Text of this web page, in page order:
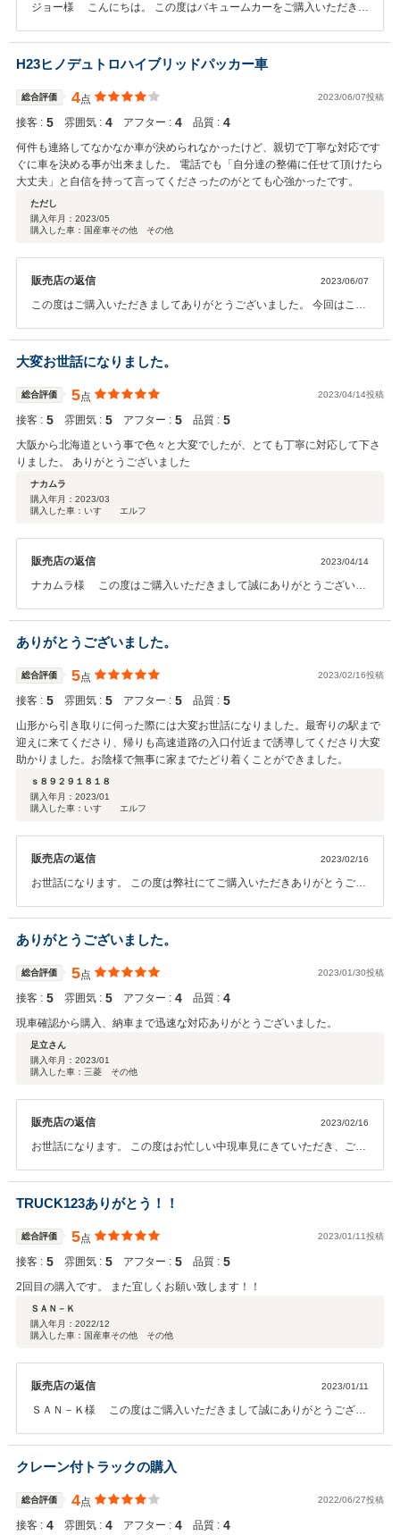
ジョー様 こんにちは。 この度はバキュームカーをご購入いただきま
ただきまして、社員一同心から感謝しております。 黒に全塗装をさせ
ていただき、とてもカッコよく仕上がりました。 またお探しの車など
H23ヒノデュトロハイブリッドパッカー車
総合評価 4点 2023/06/07投稿
接客 : 5 雰囲気 : 4 アフター : 4 品質 : 4
何件も連絡してなかなか車が決められなかったけど、親切で丁寧な対応です
ぐに車を決める事が出来ました。 電話でも「自分達の整備に任せて頂けたら
大丈夫」と自信を持って言ってくださったのがとても心強かったです。
ただし
購入年月： 2023/05
購入した車：国産車その他 その他
販売店の返信 2023/06/07
この度はご購入いただきましてありがとうございました。 今回はこの
ー部もご希望に合うものが見つかって良かったです。 大切に長くお使
いいただければと思います。 また何かあれば、今後ともどうぞ宜しく
お願い致します。
大変お世話になりました。
総合評価 5点 2023/04/14投稿
接客 : 5 雰囲気 : 5 アフター : 5 品質 : 5
大阪から北海道という事で色々と大変でしたが、とても丁寧に対応して下さ
りました。 ありがとうございました
ナカムラ
購入年月： 2023/03
購入した車：いすゞ エルフ
販売店の返信 2023/04/14
ナカムラ様 この度はご購入いただきまして誠にありがとうございま
評価をいただきまして、社員一同心から感謝しております。 大阪～北
海道と遠方で色々と心配や不安な事があったと思います。 無事に車両
引取、名義変更完了できて良かったです。 今後とも、どうぞ宜しくお
願い致します。
ありがとうございました。
総合評価 5点 2023/02/16投稿
接客 : 5 雰囲気 : 5 アフター : 5 品質 : 5
山形から引き取りに伺った際には大変お世話になりました。最寄りの駅まで
迎えに来てくださり、帰りも高速道路の入口付近まで誘導してくださり大変
助かりました。お陰様で無事に家までたどり着くことができました。
ｓ８９２９１８１８
購入年月： 2023/01
購入した車：いすゞ エルフ
販売店の返信 2023/02/16
お世話になります。 この度は弊社にてご購入いただきありがとうござ
ましたら、今後ともどうぞ宜しくお願い致します。
ありがとうございました。
総合評価 5点 2023/01/30投稿
接客 : 5 雰囲気 : 5 アフター : 4 品質 : 4
現車確認から購入、納車まで迅速な対応ありがとうございました。
足立さん
購入年月： 2023/01
購入した車：三菱 その他
販売店の返信 2023/02/16
お世話になります。 この度はお忙しい中現車見にきていただき、ご購
ぞ宜しくお願い致します。
TRUCK123ありがとう！！
総合評価 5点 2023/01/11投稿
接客 : 5 雰囲気 : 5 アフター : 5 品質 : 5
2回目の購入です。 また宜しくお願い致します！！
ＳＡＮ－Ｋ
購入年月： 2022/12
購入した車：国産車その他 その他
販売店の返信 2023/01/11
ＳＡＮ－Ｋ様 この度はご購入いただきまして誠にありがとうござい
評価をいただきまして、社員一同心から感謝しております。 お探しの
車両など何かございましたらぜひご連絡下さい。 今後共どうぞ宜しく
クレーン付トラックの購入
総合評価 4点 2022/06/27投稿
接客 : 4 雰囲気 : 4 アフター : 4 品質 : 4